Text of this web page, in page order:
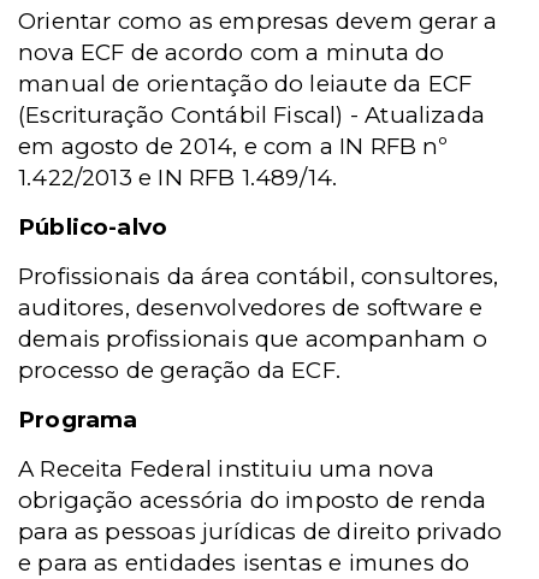
Orientar como as empresas devem gerar a
nova ECF de acordo com a minuta do
manual de orientação do leiaute da ECF
(Escrituração Contábil Fiscal) - Atualizada
em agosto de 2014, e com a IN RFB nº
1.422/2013 e IN RFB 1.489/14.
Público-alvo
Profissionais da área contábil, consultores,
auditores, desenvolvedores de software e
demais profissionais que acompanham o
processo de geração da ECF.
Programa
A Receita Federal instituiu uma nova
obrigação acessória do imposto de renda
para as pessoas jurídicas de direito privado
e para as entidades isentas e imunes do